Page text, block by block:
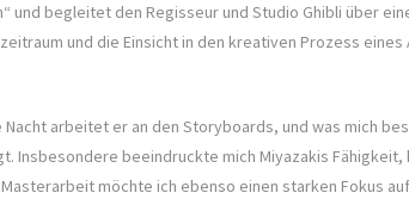
und begleitet den Regisseur und Studio Ghibli über
und die Einsicht in den kreativen Prozess
arbeitet er an den Storyboards, und was mich
beeindruckte mich Miyazakis
möchte ich ebenso einen starken Fokus